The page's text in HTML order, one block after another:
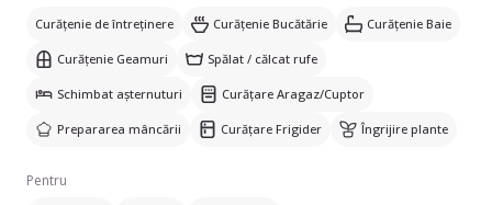
Curățenie de întreținere Curățenie Bucătărie Curățenie Baie
Curățenie Geamuri Spălat / călcat rufe
Schimbat așternuturi Curățare Aragaz/Cuptor
Prepararea mâncării Curățare Frigider Îngrijire plante
Pentru